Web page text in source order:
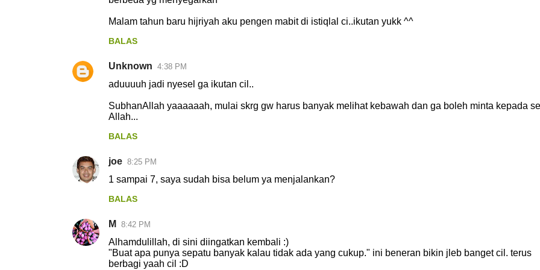
Malam tahun baru hijriyah aku pengen mabit di istiqlal ci..ikutan yukk ^^
BALAS
Unknown 4:38 PM
aduuuuh jadi nyesel ga ikutan cil..
SubhanAllah yaaaaaah, mulai skrg gw harus banyak melihat kebawah dan ga boleh minta kepada
Allah...
BALAS
joe 8:25 PM
1 sampai 7, saya sudah bisa belum ya menjalankan?
BALAS
M 8:42 PM
Alhamdulillah, di sini diingatkan kembali :)
"Buat apa punya sepatu banyak kalau tidak ada yang cukup." ini beneran bikin jleb banget cil. terus
berbagi yaah cil :D